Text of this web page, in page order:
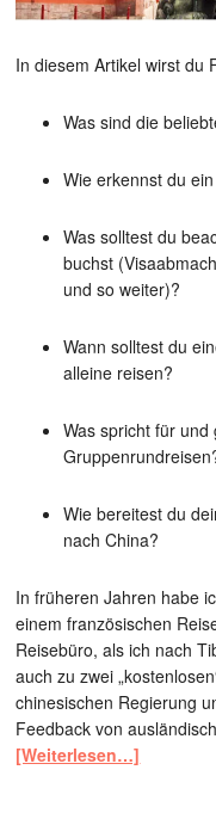
In diesem Artikel wirst du
Was sind die
Wie erkennst du
Was solltest du
buchst
und so weiter)?
Wann solltest du
alleine reisen?
Was spricht für
Wie bereitest du
nach China?
In früheren Jahren habe
einem französischen
Reisebüro, als ich nach
auch zu zwei
chinesischen Regierung
Feedback von
[Weiterlesen…]